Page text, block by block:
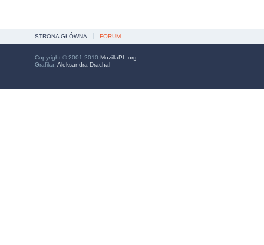
STRONA GŁÓWNA FORUM
Copyright © 2001-2010 MozillaPL.org
Grafika: Aleksandra Drachal